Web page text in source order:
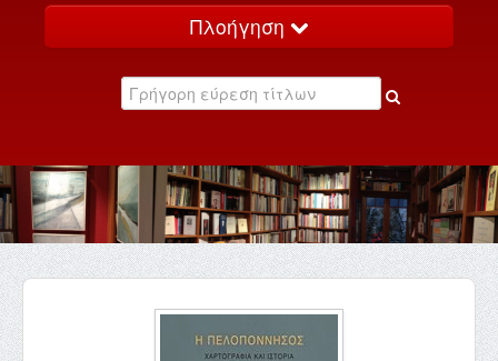
Πλοήγηση
Κατάλογος
Εκδηλώσεις
Επικοινωνία